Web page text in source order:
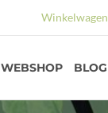
Winkelwagen
WEBSHOP BLOG